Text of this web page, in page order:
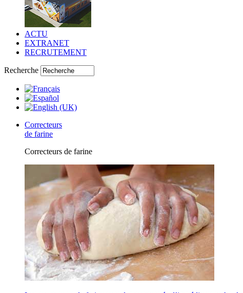
ACTU
EXTRANET
RECRUTEMENT
Recherche
Correcteurs
de farine
Correcteurs de farine